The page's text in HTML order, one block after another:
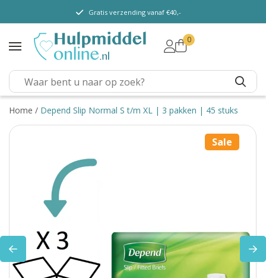
TENA Lady
TENA Men
TENA Pants (m/v)
TENA Flex
TENA Slip
Dieetvoeding
Verschillende soorten
incontinentie
Kenniscentrum
Abonnement
Gratis verzending vanaf €40,-
0
Home / Depend Slip Normal S t/m XL | 3 pakken | 45 stuks
Sale